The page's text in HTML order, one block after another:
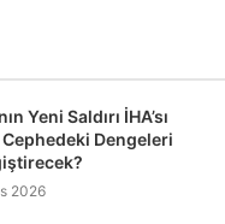
Yeni Saldırı İHA’sı
Cephedeki Dengeleri
2026